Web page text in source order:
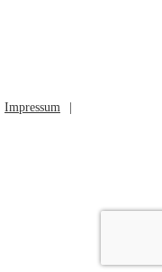
Impressum